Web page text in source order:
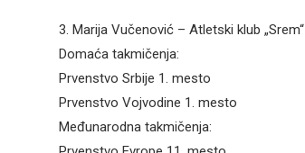
3. Marija Vučenović – Atletski klub „Srem“
Domaća takmičenja:
Prvenstvo Srbije 1. mesto
Prvenstvo Vojvodine 1. mesto
Međunarodna takmičenja: